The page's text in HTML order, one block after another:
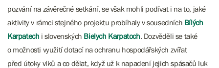
pozvání na závěrečné setkání, se však mohli podívat i na to, jaké
aktivity v rámci stejného projektu probíhaly v sousedních Bílých
Karpatech i slovenských Bielych Karpatoch. Dozvěděli se také
o možnosti využití dotací na ochranu hospodářských zvířat
před útoky vlků a co dělat, když už k napadení jejich spásačů luk